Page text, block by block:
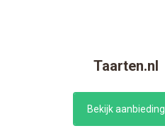
Taarten.nl
Bekijk aanbieding